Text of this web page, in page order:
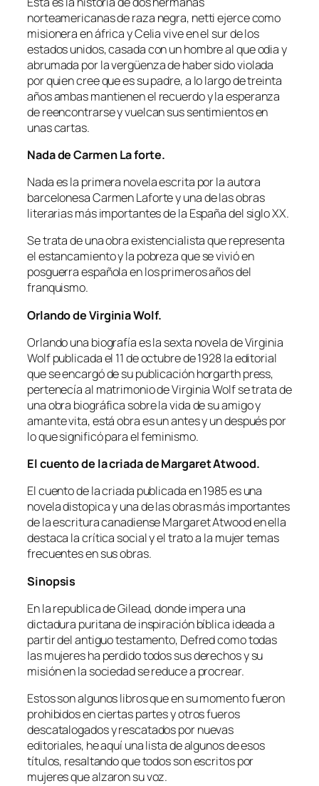
norteamericanas de raza negra, netti ejerce como
misionera en áfrica y Celia vive en el sur de los
estados unidos, casada con un hombre al que odia y
abrumada por la vergüenza de haber sido violada
por quien cree que es su padre, a lo largo de treinta
años ambas mantienen el recuerdo y la esperanza
de reencontrarse y vuelcan sus sentimientos en
unas cartas.
Nada de Carmen La forte.
Nada es la primera novela escrita por la autora
barcelonesa Carmen Laforte y una de las obras
literarias más importantes de la España del siglo XX.
Se trata de una obra existencialista que representa
el estancamiento y la pobreza que se vivió en
posguerra española en los primeros años del
franquismo.
Orlando de Virginia Wolf.
Orlando una biografía es la sexta novela de Virginia
Wolf publicada el 11 de octubre de 1928 la editorial
que se encargó de su publicación horgarth press,
pertenecía al matrimonio de Virginia Wolf se trata de
una obra biográfica sobre la vida de su amigo y
amante vita, está obra es un antes y un después por
lo que significó para el feminismo.
El cuento de la criada de Margaret Atwood.
El cuento de la criada publicada en 1985 es una
novela distopica y una de las obras más importantes
de la escritura canadiense Margaret Atwood en ella
destaca la crítica social y el trato a la mujer temas
frecuentes en sus obras.
Sinopsis
En la republica de Gilead, donde impera una
dictadura puritana de inspiración bíblica ideada a
partir del antiguo testamento, Defred como todas
las mujeres ha perdido todos sus derechos y su
misión en la sociedad se reduce a procrear.
Estos son algunos libros que en su momento fueron
prohibidos en ciertas partes y otros fueros
descatalogados y rescatados por nuevas
editoriales, he aquí una lista de algunos de esos
títulos, resaltando que todos son escritos por
mujeres que alzaron su voz.